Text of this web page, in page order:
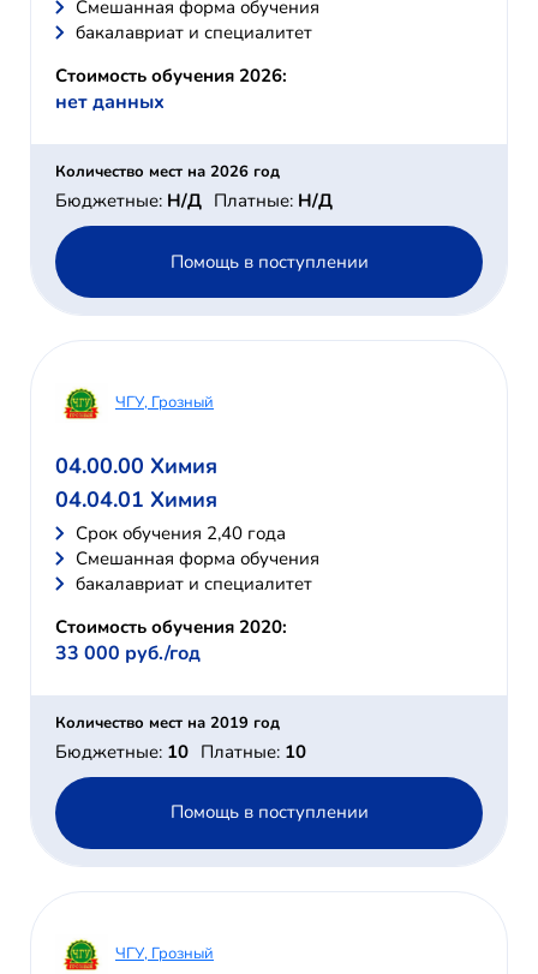
Смешанная форма обучения
бакалавриат и специалитет
Стоимость обучения 2026:
нет данных
Количество мест на 2026 год
Бюджетные: Н/Д Платные: Н/Д
Помощь в поступлении
ЧГУ, Грозный
04.00.00 Химия
04.04.01 Химия
Cрок обучения 2,40 года
Смешанная форма обучения
бакалавриат и специалитет
Стоимость обучения 2020:
33 000 руб./год
Количество мест на 2019 год
Бюджетные: 10 Платные: 10
Помощь в поступлении
ЧГУ, Грозный